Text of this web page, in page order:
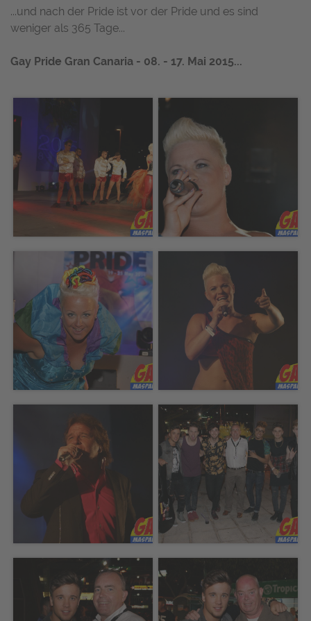
...und nach der Pride ist vor der Pride und es sind
weniger als 365 Tage...
Gay Pride Gran Canaria - 08. - 17. Mai 2015...